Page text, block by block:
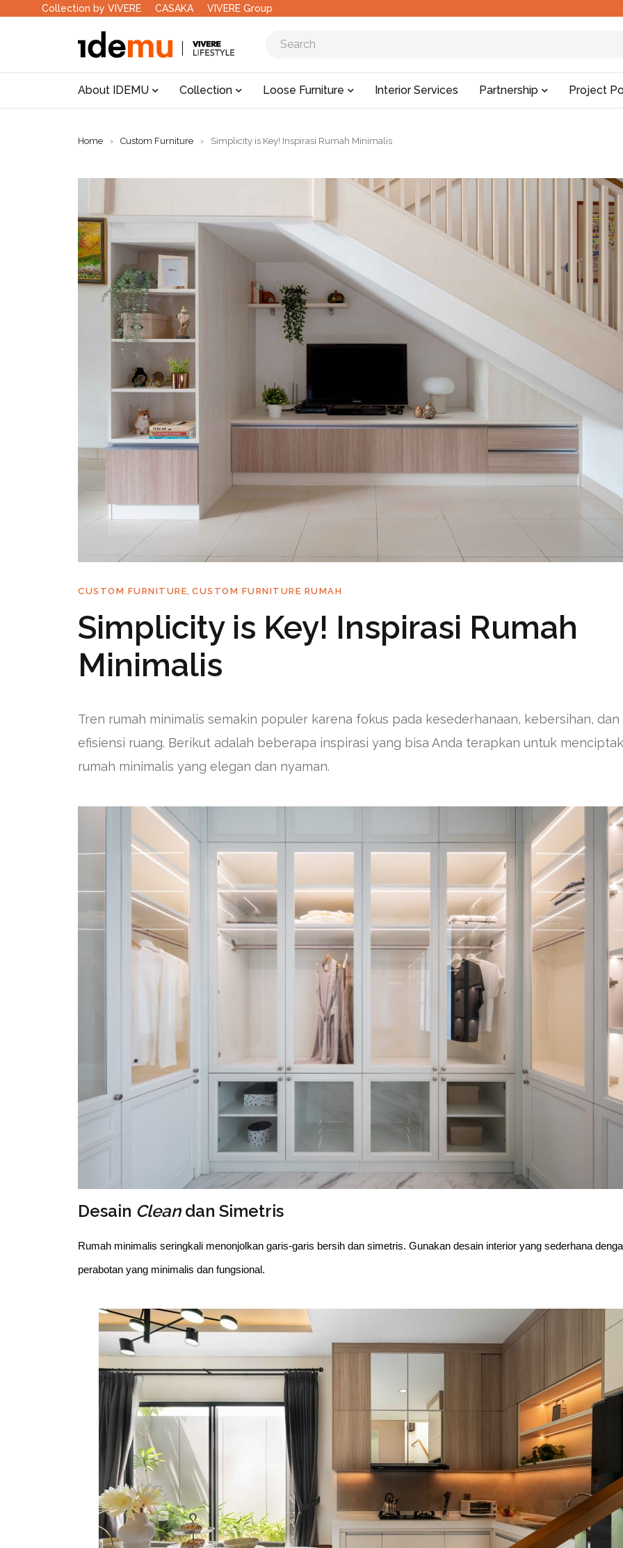
Collection by VIVERE CASAKA VIVERE Group
About IDEMU Collection Loose Furniture Interior Services Partnership Project
Home › Custom Furniture › Simplicity is Key! Inspirasi Rumah Minimalis
CUSTOM FURNITURE CUSTOM FURNITURE RUMAH
Simplicity is Key! Inspirasi Rumah
Minimalis
Tren rumah minimalis semakin populer karena fokus pada kesederhanaan, kebersihan, dan
efisiensi ruang. Berikut adalah beberapa inspirasi yang bisa Anda terapkan untuk
rumah minimalis yang elegan dan nyaman.
Desain Cleandan Simetris
Rumah minimalis seringkali menonjolkan garis-garis bersih dan simetris. Gunakan desain interior yang sederhana
perabotan yang minimalis dan fungsional.